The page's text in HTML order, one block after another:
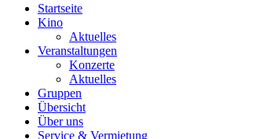
Startseite
Kino
Aktuelles
Veranstaltungen
Konzerte
Aktuelles
Gruppen
Übersicht
Über uns
Service & Vermietung